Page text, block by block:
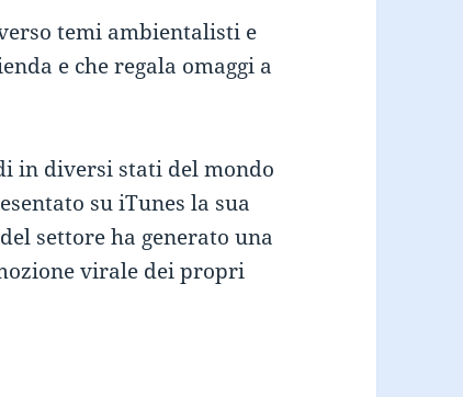
temi ambientalisti e
e che regala omaggi a
in diversi stati del mondo
su iTunes la sua
settore ha generato una
virale dei propri
è forse questo il futuro